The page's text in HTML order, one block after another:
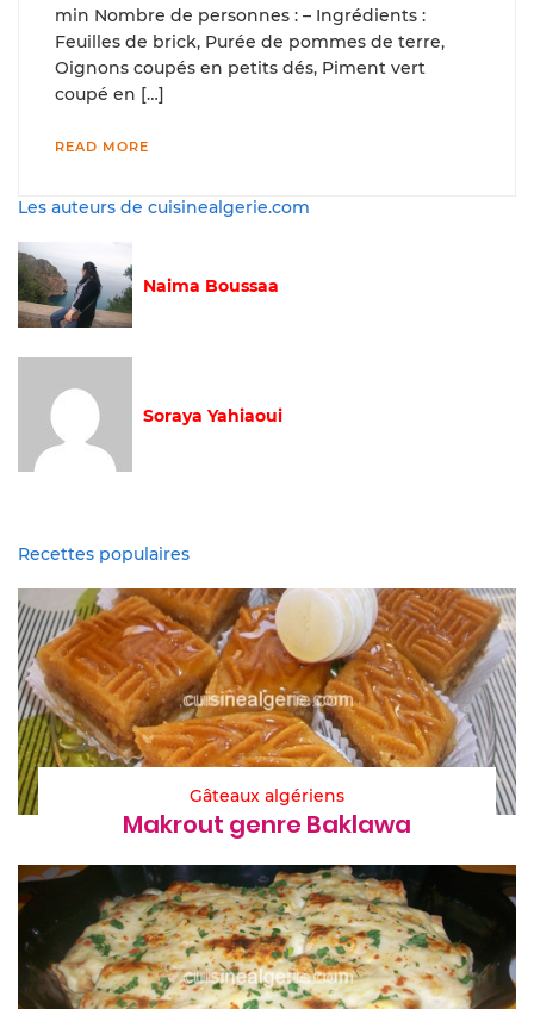
min Nombre de personnes : – Ingrédients :
Feuilles de brick, Purée de pommes de terre,
Oignons coupés en petits dés, Piment vert
coupé en […]
READ MORE
Les auteurs de cuisinealgerie.com
Naima Boussaa
Soraya Yahiaoui
Recettes populaires
Gâteaux algériens
Makrout genre Baklawa